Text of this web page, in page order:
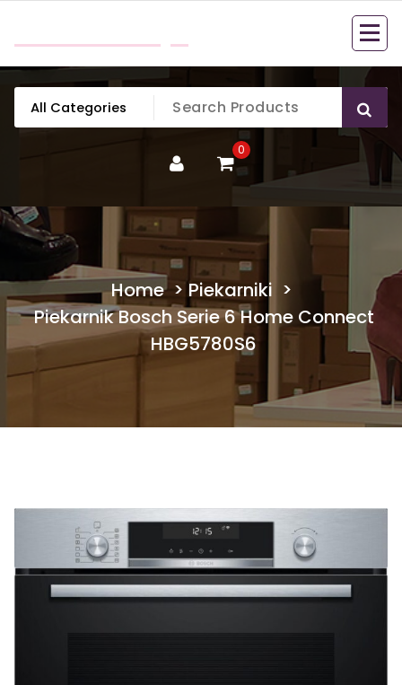
content
0
Home> Piekarniki >
Piekarnik Bosch Serie 6 Home Connect
HBG5780S6